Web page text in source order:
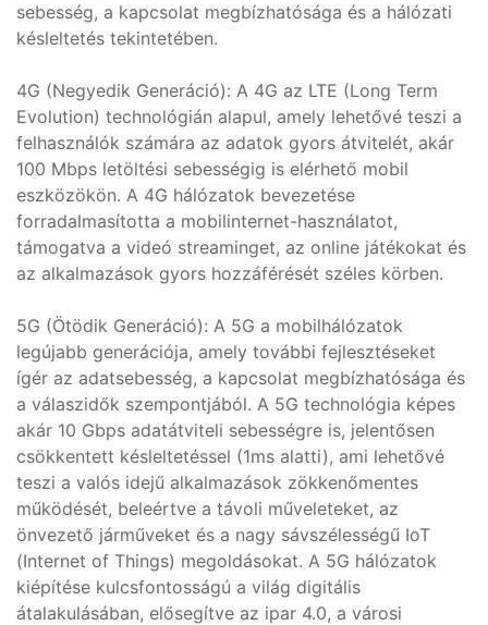
sebesség, a kapcsolat megbízhatósága és a hálózati
késleltetés tekintetében.
4G (Negyedik Generáció): A 4G az LTE (Long Term
Evolution) technológián alapul, amely lehetővé teszi a
felhasználók számára az adatok gyors átvitelét, akár
100 Mbps letöltési sebességig is elérhető mobil
eszközökön. A 4G hálózatok bevezetése
forradalmasította a mobilinternet-használatot,
támogatva a videó streaminget, az online játékokat és
az alkalmazások gyors hozzáférését széles körben.
5G (Ötödik Generáció): A 5G a mobilhálózatok
legújabb generációja, amely további fejlesztéseket
ígér az adatsebesség, a kapcsolat megbízhatósága és
a válaszidők szempontjából. A 5G technológia képes
akár 10 Gbps adatátviteli sebességre is, jelentősen
csökkentett késleltetéssel (1ms alatti), ami lehetővé
teszi a valós idejű alkalmazások zökkenőmentes
működését, beleértve a távoli műveleteket, az
önvezető járműveket és a nagy sávszélességű IoT
(Internet of Things) megoldásokat. A 5G hálózatok
kiépítése kulcsfontosságú a világ digitális
átalakulásában, elősegítve az ipar 4.0, a városi